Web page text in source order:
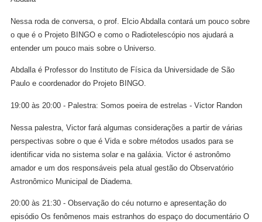
Nessa roda de conversa, o prof. Elcio Abdalla contará um pouco sobre
o que é o Projeto BINGO e como o Radiotelescópio nos ajudará a
entender um pouco mais sobre o Universo.
Abdalla é Professor do Instituto de Física da Universidade de São
Paulo e coordenador do Projeto BINGO.
19:00 às 20:00 - Palestra: Somos poeira de estrelas - Victor Randon
Nessa palestra, Victor fará algumas considerações a partir de várias
perspectivas sobre o que é Vida e sobre métodos usados para se
identificar vida no sistema solar e na galáxia. Victor é astronômo
amador e um dos responsáveis pela atual gestão do Observatório
Astronômico Municipal de Diadema.
20:00 às 21:30 - Observação do céu noturno e apresentação do
episódio Os fenômenos mais estranhos do espaço do documentário O